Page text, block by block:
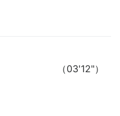
（03'12"）